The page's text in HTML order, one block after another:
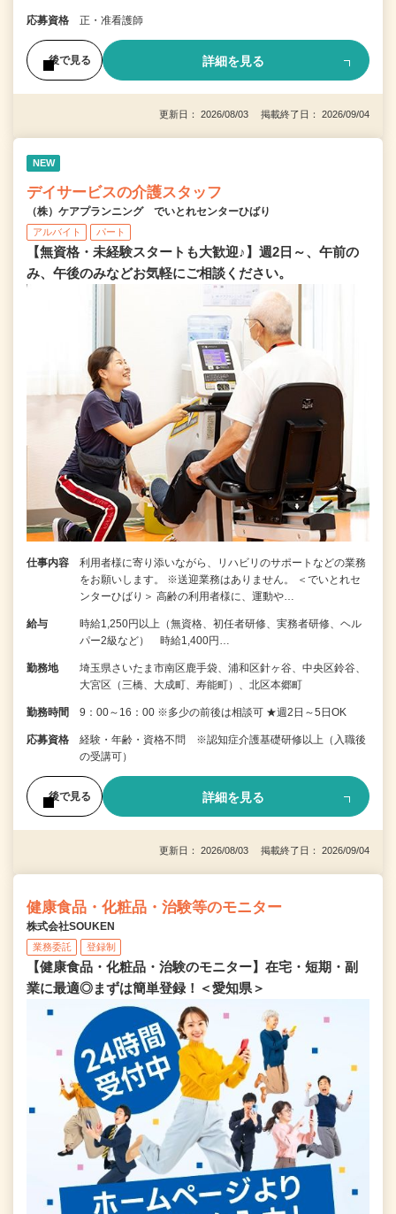
応募資格 正・准看護師
後で見る 詳細を見る
更新日： 2026/08/03 掲載終了日： 2026/09/04
NEW
デイサービスの介護スタッフ
（株）ケアプランニング でいとれセンターひばり
アルバイト パート
【無資格・未経験スタートも大歓迎♪】週2日～、午前の
み、午後のみなどお気軽にご相談ください。
仕事内容
利用者様に寄り添いながら、リハビリのサポートなどの業務
をお願いします。 ※送迎業務はありません。 ＜でいとれセ
ンターひばり＞ 高齢の利用者様に、運動や…
給与
時給1,250円以上（無資格、初任者研修、実務者研修、ヘル
パー2級など） 時給1,400円…
勤務地
埼玉県さいたま市南区鹿手袋、浦和区針ヶ谷、中央区鈴谷、
大宮区（三橋、大成町、寿能町）、北区本郷町
勤務時間 9：00～16：00 ※多少の前後は相談可 ★週2日～5日OK
応募資格
経験・年齢・資格不問 ※認知症介護基礎研修以上（入職後
の受講可）
後で見る 詳細を見る
更新日： 2026/08/03 掲載終了日： 2026/09/04
健康食品・化粧品・治験等のモニター
株式会社SOUKEN
業務委託 登録制
【健康食品・化粧品・治験のモニター】在宅・短期・副
業に最適◎まずは簡単登録！＜愛知県＞